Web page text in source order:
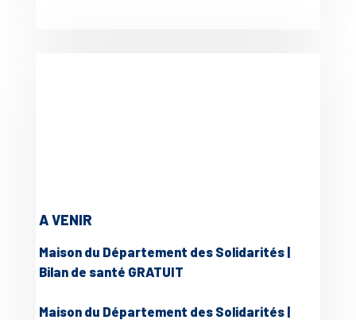
A VENIR
Maison du Département des Solidarités |
Bilan de santé GRATUIT
Maison du Département des Solidarités |